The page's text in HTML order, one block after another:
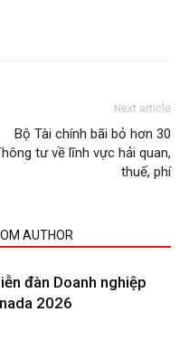
Next article
Bộ Tài chính bãi bỏ hơn 30
tư về lĩnh vực hải quan,
thuế, phí
AUTHOR
đàn Doanh nghiệp
2026